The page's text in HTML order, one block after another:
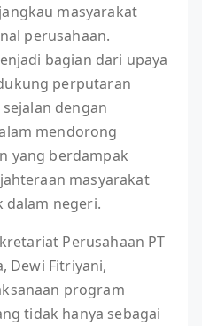
masyarakat
perusahaan.
bagian dari upaya
perputaran
dengan
mendorong
yang berdampak
masyarakat
dalam negeri.
Perusahaan PT
Dewi Fitriyani,
program
tidak hanya sebagai